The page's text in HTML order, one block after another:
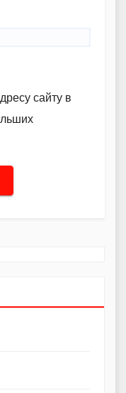
сайту в